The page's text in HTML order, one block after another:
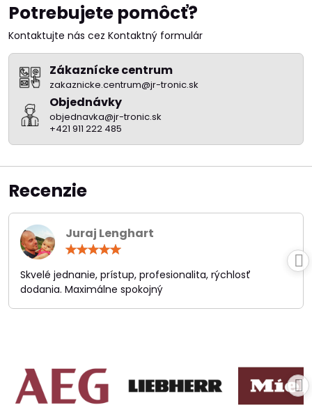
Potrebujete pomôcť?
Kontaktujte nás cez Kontaktný formulár
Zákaznícke centrum
zakaznicke.centrum@jr-tronic.sk
Objednávky
objednavka@jr-tronic.sk
+421 911 222 485
Recenzie
Juraj Lenghart
/
5
Skvelé jednanie, prístup, profesionalita, rýchlosť
dodania. Maximálne spokojný